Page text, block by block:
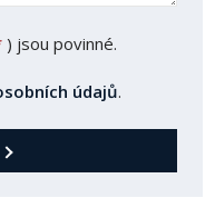
) jsou povinné.
údajů.